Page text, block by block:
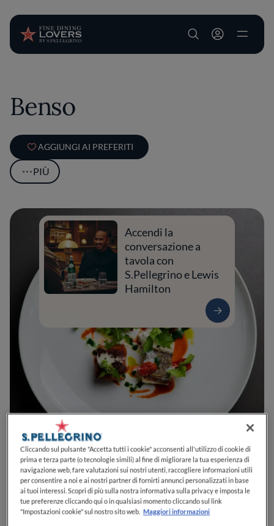
User account
Benso
AGGIUNGI AI PREFERITI
PIÙ
0
Accendi la
conversazione a
tavola con
S.Pellegrino e Lewis
Hamilton
Piazza Camillo Benso Conte di Cavour, 747121ForlìFCItalia
CHIUSO
12:30-14:30, 18:00-22:30
Cliccando sul pulsante "Accetta tutti i cookie" acconsenti all'utilizzo di cookie di
prima e terza parte (o tecnologie simili) al fine di migliorare la tua esperienza di
navigazione web, fare valutazioni sui nostri utenti, raccogliere informazioni utili
per consentire a noi e ai nostri partner di fornirti annunci personalizzati in base
ai tuoi interessi. Scopri di più sulla nostra informativa sulla privacy e imposta le
tue preferenze cliccando qui o in qualsiasi momento cliccando sul link
"Impostazioni cookie" sul nostro sito web. Maggiori informazioni